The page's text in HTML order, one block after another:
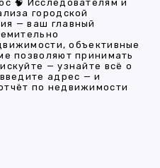
🧠 Исследователям и
городской
— ваш главный
объективные
позволяют принимать
— узнайте всё о
адрес — и
по недвижимости